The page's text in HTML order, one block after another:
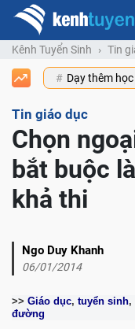
Kênh Tuyển Sinh Tin
Dạy thêm
Tin giáo dục
Chọn
bắt buộc
khả thi
Ngo Duy Khanh
06/01/2014
>> Giáo dục, tuyển sinh,
đường